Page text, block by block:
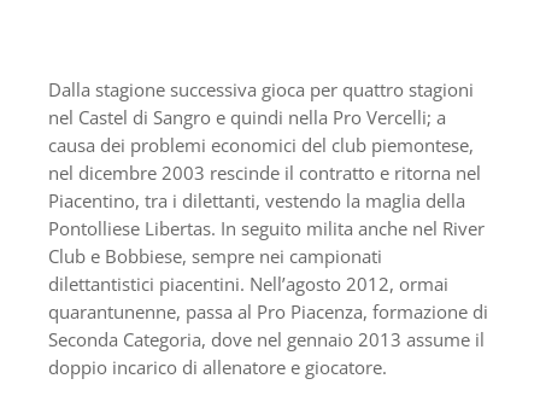
Dalla stagione successiva gioca per quattro stagioni
nel Castel di Sangro e quindi nella Pro Vercelli; a
causa dei problemi economici del club piemontese,
nel dicembre 2003 rescinde il contratto e ritorna nel
Piacentino, tra i dilettanti, vestendo la maglia della
Pontolliese Libertas. In seguito milita anche nel River
Club e Bobbiese, sempre nei campionati
dilettantistici piacentini. Nell’agosto 2012, ormai
quarantunenne, passa al Pro Piacenza, formazione di
Seconda Categoria, dove nel gennaio 2013 assume il
doppio incarico di allenatore e giocatore.